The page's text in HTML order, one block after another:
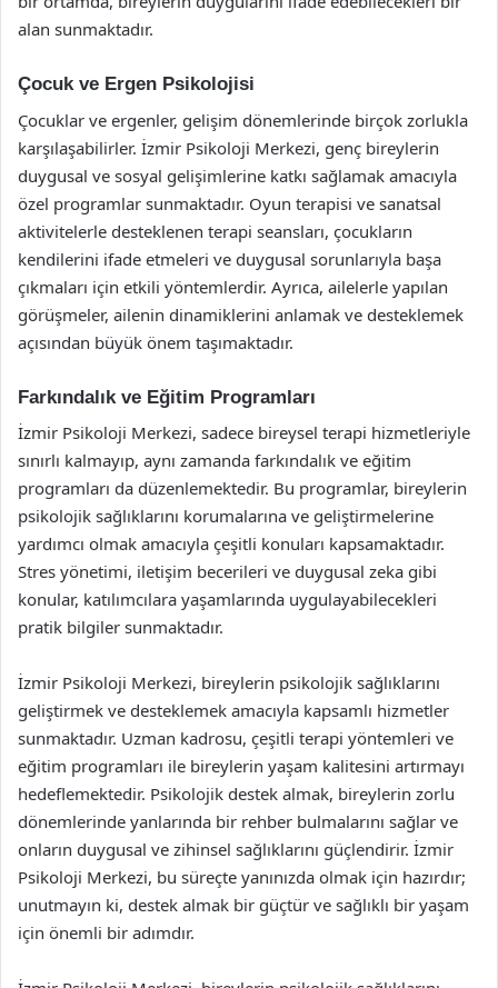
alan sunmaktadır.
Çocuk ve Ergen Psikolojisi
Çocuklar ve ergenler, gelişim dönemlerinde birçok zorlukla
karşılaşabilirler. İzmir Psikoloji Merkezi, genç bireylerin
duygusal ve sosyal gelişimlerine katkı sağlamak amacıyla
özel programlar sunmaktadır. Oyun terapisi ve sanatsal
aktivitelerle desteklenen terapi seansları, çocukların
kendilerini ifade etmeleri ve duygusal sorunlarıyla başa
çıkmaları için etkili yöntemlerdir. Ayrıca, ailelerle yapılan
görüşmeler, ailenin dinamiklerini anlamak ve desteklemek
açısından büyük önem taşımaktadır.
Farkındalık ve Eğitim Programları
İzmir Psikoloji Merkezi, sadece bireysel terapi hizmetleriyle
sınırlı kalmayıp, aynı zamanda farkındalık ve eğitim
programları da düzenlemektedir. Bu programlar, bireylerin
psikolojik sağlıklarını korumalarına ve geliştirmelerine
yardımcı olmak amacıyla çeşitli konuları kapsamaktadır.
Stres yönetimi, iletişim becerileri ve duygusal zeka gibi
konular, katılımcılara yaşamlarında uygulayabilecekleri
pratik bilgiler sunmaktadır.
İzmir Psikoloji Merkezi, bireylerin psikolojik sağlıklarını
geliştirmek ve desteklemek amacıyla kapsamlı hizmetler
sunmaktadır. Uzman kadrosu, çeşitli terapi yöntemleri ve
eğitim programları ile bireylerin yaşam kalitesini artırmayı
hedeflemektedir. Psikolojik destek almak, bireylerin zorlu
dönemlerinde yanlarında bir rehber bulmalarını sağlar ve
onların duygusal ve zihinsel sağlıklarını güçlendirir. İzmir
Psikoloji Merkezi, bu süreçte yanınızda olmak için hazırdır;
unutmayın ki, destek almak bir güçtür ve sağlıklı bir yaşam
için önemli bir adımdır.